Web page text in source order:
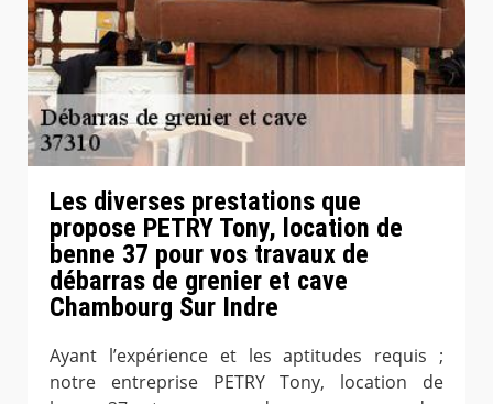
Les diverses prestations que
propose PETRY Tony, location de
benne 37 pour vos travaux de
débarras de grenier et cave
Chambourg Sur Indre
Ayant l’expérience et les aptitudes requis ;
notre entreprise PETRY Tony, location de